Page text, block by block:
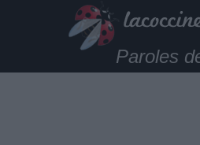
Paroles